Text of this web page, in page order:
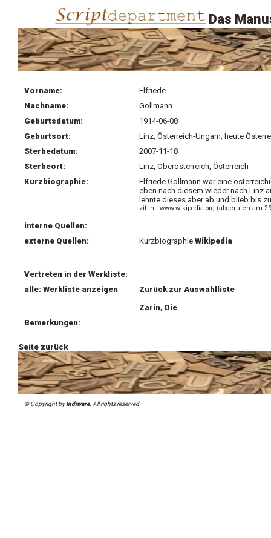
Das
Vorname:
Elfriede
Nachname:
Gollmann
Geburtsdatum:
1914-06-08
Geburtsort:
Linz, Österreich-Ungarn, heute
Sterbedatum:
2007-11-18
Sterbeort:
Linz, Oberösterreich, Österreich
Kurzbiographie:
Elfriede Gollmann war eine
eben nach diesem wieder nach Linz
lehnte dieses aber ab und blieb bis
zit. n.: www.wikipedia.org (abgerufen am
interne Quellen:
externe Quellen:
Kurzbiographie Wikipedia
Vertreten in der Werkliste:
alle: Werkliste anzeigen
Zurück zur Auswahlliste
Zarin, Die
Bemerkungen:
Seite zurück
© Copyright byIndiware. All rights reserved.